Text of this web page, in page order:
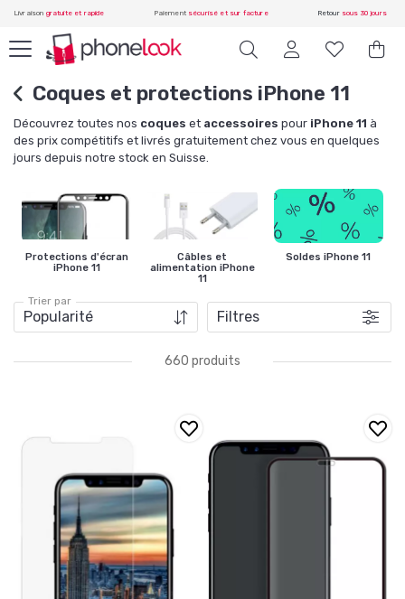
Livraison gratuite et rapide Paiement sécurisé et sur facture Retour sous 30 jours
Coques et protections iPhone 11
Découvrez toutes nos coques et accessoires pour iPhone 11 à
des prix compétitifs et livrés gratuitement chez vous en quelques
jours depuis notre stock en Suisse.
Protections d'écran
iPhone 11
Câbles et
alimentation iPhone
11
Soldes iPhone 11
Trier par
Filtres
660 produits